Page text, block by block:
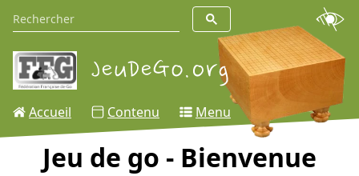
Accueil Contenu Menu
Jeu de go - Bienvenue